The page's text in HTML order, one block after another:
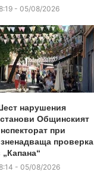
- 05/08/2026
нарушения
Общинският
при
проверка
„Капана“
- 05/08/2026